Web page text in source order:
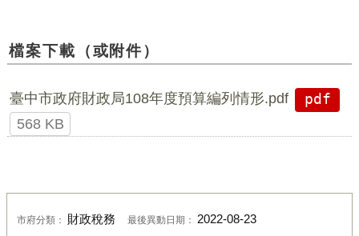
檔案下載（或附件）
臺中市政府財政局108年度預算編列情形.pdf
pdf
568 KB
市府分類： 財政稅務 最後異動日期： 2022-08-23